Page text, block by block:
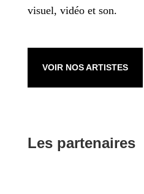
visuel, vidéo et son.
VOIR NOS ARTISTES
Les partenaires